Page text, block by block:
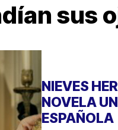
sus
NIEVES
NOVELA
ESPAÑOLA